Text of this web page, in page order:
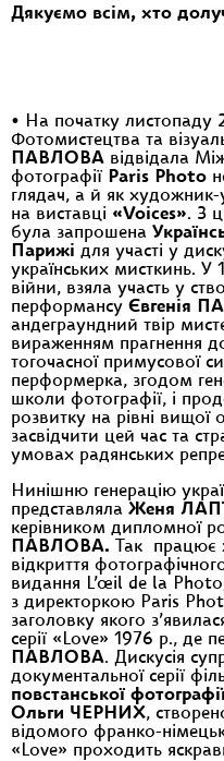
Дякуємо всім, хто
• На початку листопаду
Фотомистецтва та
ПАВЛОВА відвідала
фотографії Paris Photo
глядач, а й як художник-
на виставці «Voices». З
була запрошена
Парижі для участі у
українських мисткинь. У
війни, взяла участь у
перформансу Євгенія
андеграундний твір
вираженням прагнення
тогочасної примусової
перформерка, згодом
школи фотографії, і
розвитку на рівні вищої
засвідчити цей час та
умовах радянських
Нинішню генерацію
представляла Женя
керівником дипломної
ПАВЛОВА. Так працює
відкриття
видання L’œil de la
з директоркою Paris
заголовку якого
серії «Love» 1976 р., де
ПАВЛОВА. Дискусія
документальної серії
повстанської
Ольги ЧЕРНИХ,
відомого франко-
«Love» проходить